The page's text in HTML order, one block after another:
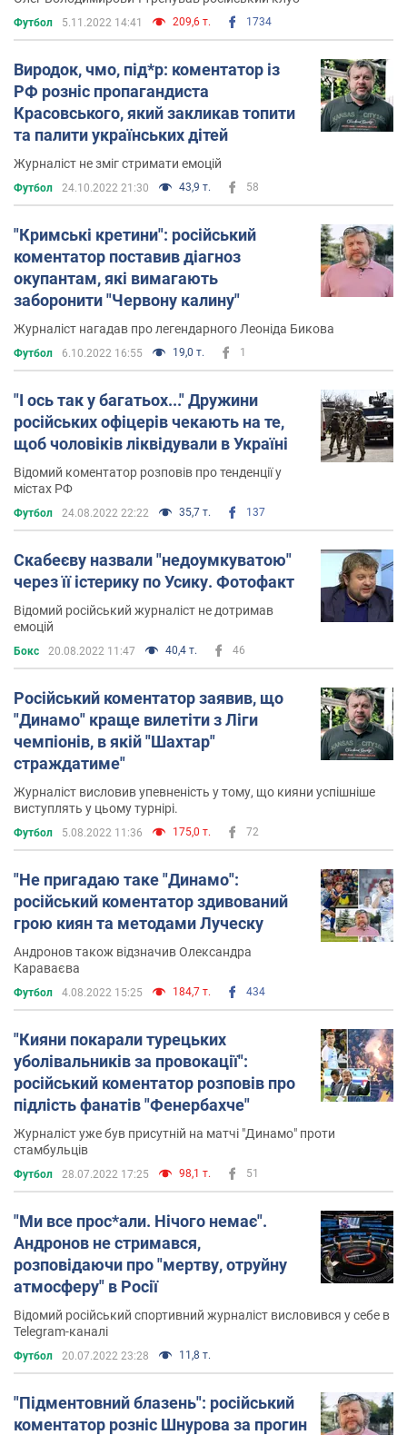
Футбол 5.11.2022 14:41 209,6 т. 1734
Виродок, чмо, під*р: коментатор із
РФ розніс пропагандиста
Красовського, який закликав топити
та палити українських дітей
Журналіст не зміг стримати емоцій
Футбол 24.10.2022 21:30 43,9 т. 58
"Кримські кретини": російський
коментатор поставив діагноз
окупантам, які вимагають
заборонити "Червону калину"
Журналіст нагадав про легендарного Леоніда Бикова
Футбол 6.10.2022 16:55 19,0 т. 1
"І ось так у багатьох..." Дружини
російських офіцерів чекають на те,
щоб чоловіків ліквідували в Україні
Відомий коментатор розповів про тенденції у
містах РФ
Футбол 24.08.2022 22:22 35,7 т. 137
Скабеєву назвали "недоумкуватою"
через її істерику по Усику. Фотофакт
Відомий російський журналіст не дотримав
емоцій
Бокс 20.08.2022 11:47 40,4 т. 46
Російський коментатор заявив, що
"Динамо" краще вилетіти з Ліги
чемпіонів, в якій "Шахтар"
страждатиме"
Журналіст висловив упевненість у тому, що кияни успішніше
виступлять у цьому турнірі.
Футбол 5.08.2022 11:36 175,0 т. 72
"Не пригадаю таке "Динамо":
російський коментатор здивований
грою киян та методами Луческу
Андронов також відзначив Олександра
Караваєва
Футбол 4.08.2022 15:25 184,7 т. 434
"Кияни покарали турецьких
уболівальників за провокації":
російський коментатор розповів про
підлість фанатів "Фенербахче"
Журналіст уже був присутній на матчі "Динамо" проти
стамбульців
Футбол 28.07.2022 17:25 98,1 т. 51
"Ми все прос*али. Нічого немає".
Андронов не стримався,
розповідаючи про "мертву, отруйну
атмосферу" в Росії
Відомий російський спортивний журналіст висловився у себе в
Telegram-каналі
Футбол 20.07.2022 23:28 11,8 т.
"Підментовний блазень": російський
коментатор розніс Шнурова за прогин